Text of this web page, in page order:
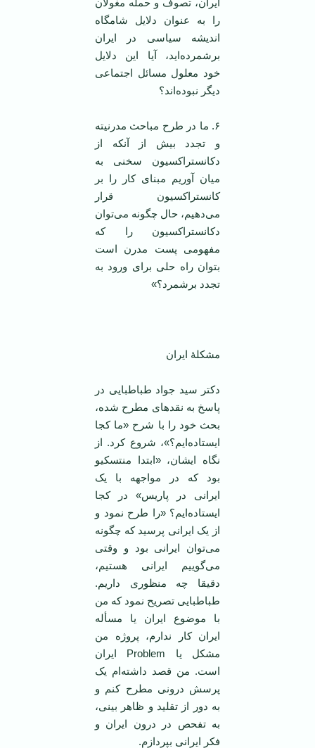
ایران، تصوف و حمله مغولان
را به عنوان دلایل شامگاه
اندیشه سیاسی در ایران
برشمرده‌اید، آیا این دلایل
خود معلول مسائل اجتماعی
دیگر نبوده‌اند؟
۶. ما در طرح مباحث مدرنیته
و تجدد بیش از آنکه از
دکانستراکسیون سخنی به
میان آوریم مبنای کار را بر
کانستراکسیون قرار
می‌دهیم، حال چگونه می‌توان
دکانستراکسیون را که
مفهومی پست مدرن است
بتوان راه حلی برای ورود به
تجدد برشمرد؟»
مشکلهٔ ایران
دکتر سید جواد طباطبایی در
پاسخ به نقد‌های مطرح شده،
بحث خود را با شرح «ما کجا
ایستاده‌ایم؟»، شروع کرد. از
نگاه ایشان، «ابتدا منتسکیو
بود که در مواجهه با یک
ایرانی در پاریس» در کجا
ایستاده‌ایم؟ «را طرح نمود و
از یک ایرانی پرسید که چگونه
می‌توان ایرانی بود و وقتی
می‌گوییم ایرانی هستیم،
دقیقا چه منظوری داریم.
طباطبایی تصریح نمود که من
با موضوع ایران یا مسأله
ایران کار ندارم، پروژه من
مشکل یا Problem ایران
است. من قصد داشته‌ام یک
پرسش درونی مطرح کنم و
به دور از تقلید و ظاهر بینی،
به تفحص در درون ایران و
فکر ایرانی بپردازم.